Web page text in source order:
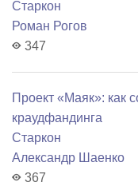
Старкон
Роман Рогов
347
Проект «Маяк»: как
краудфандинга
Старкон
Александр Шаенко
367